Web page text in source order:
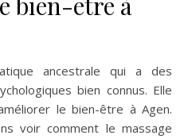
ancestrale qui a des
bien connus. Elle
le bien-être à Agen.
voir comment le massage